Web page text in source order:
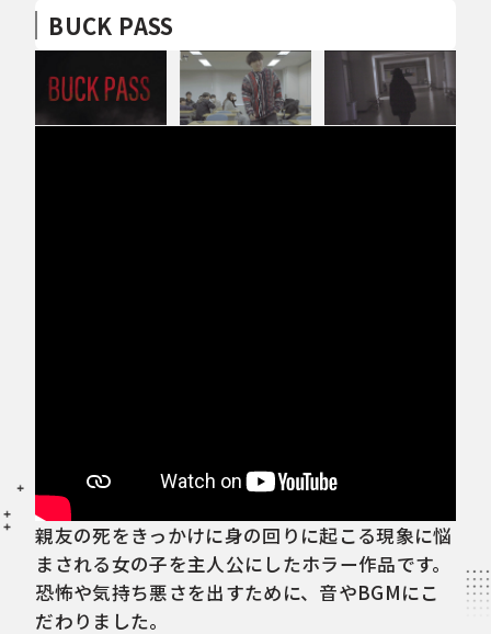
BUCK PASS
親友の死をきっかけに身の回りに起こる現象に悩
まされる女の子を主人公にしたホラー作品です。
恐怖や気持ち悪さを出すために、音やBGMにこ
だわりました。